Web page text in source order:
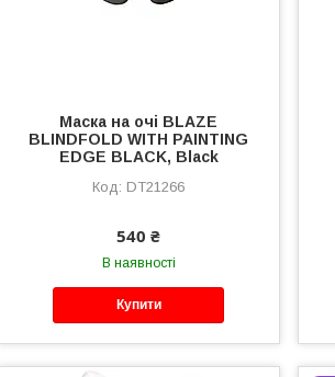
Маска на очі BLAZE
BLINDFOLD WITH PAINTING
EDGE BLACK, Black
DT21266
540 ₴
В наявності
Купити